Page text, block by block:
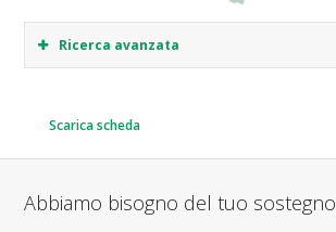
Ricerca avanzata
Scarica scheda
Abbiamo bisogno del tuo sostegno